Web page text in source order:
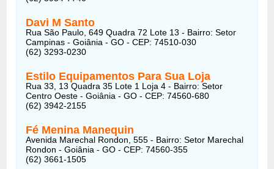
Davi M Santo
Rua São Paulo, 649 Quadra 72 Lote 13 - Bairro: Setor
Campinas - Goiânia - GO - CEP: 74510-030
(62) 3293-0230
Estilo Equipamentos Para Sua Loja
Rua 33, 13 Quadra 35 Lote 1 Loja 4 - Bairro: Setor
Centro Oeste - Goiânia - GO - CEP: 74560-680
(62) 3942-2155
Fé Menina Manequin
Avenida Marechal Rondon, 555 - Bairro: Setor Marechal
Rondon - Goiânia - GO - CEP: 74560-355
(62) 3661-1505